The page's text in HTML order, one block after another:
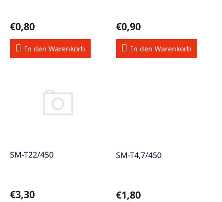
u
e
€0,80
In den Warenkorb
€0,90
In den Warenkorb
SM-T22/450
€3,30
SM-T4,7/450
€1,80